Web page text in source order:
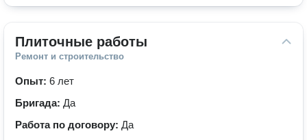
Плиточные работы
Ремонт и строительство
Опыт: 6 лет
Бригада: Да
Работа по договору: Да